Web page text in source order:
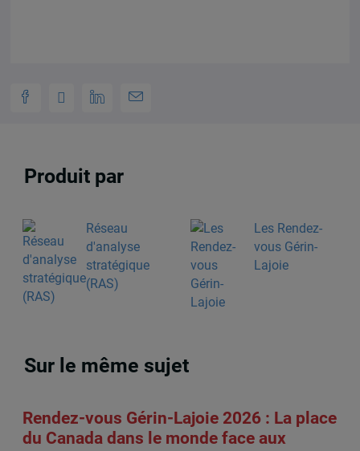
Produit par
Réseau
d'analyse
stratégique
(RAS)
Les Rendez-
vous Gérin-
Lajoie
Sur le même sujet
Rendez-vous Gérin-Lajoie 2026 : La place
du Canada dans le monde face aux